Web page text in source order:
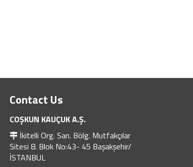
Contact Us
COŞKUN KAUÇUK A.Ş.
İkitelli Org. San. Bölg. Mutfakçılar
Sitesi 8. Blok No:43- 45 Başakşehir/
İSTANBUL